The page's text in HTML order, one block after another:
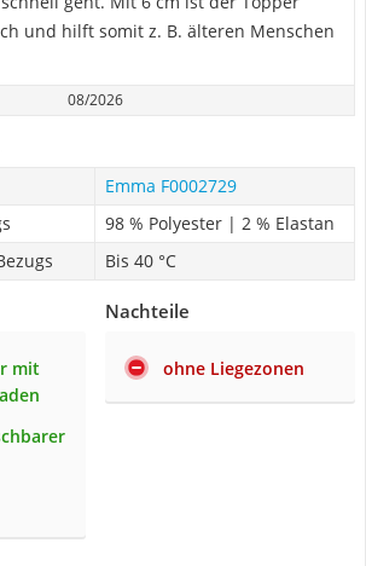
und hilft somit z. B. älteren Menschen
08/2026
Emma F0002729
98 % Polyester | 2 % Elastan
Bis 40 °C
mit
Nachteile
ohne Liegezonen